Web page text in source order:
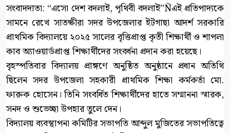
সংবাদদাতা: “এসো দেশ বদলাই, পৃথিবী বদলাই”Ñএই প্রতিপাদ্যকে
সামনে রেখে সাতক্ষীরা সদর উপজেলার ইটগাছা আদর্শ সরকারি
প্রাথমিক বিদ্যালয়ে ২০২৫ সালের বৃত্তিপ্রাপ্ত কৃতী শিক্ষার্থী ও শাপলা
কাব অ্যাওয়ার্ডপ্রাপ্ত শিক্ষার্থীদের সংবর্ধনা প্রদান করা হয়েছে।
বৃহস্পতিবার বিদ্যালয় প্রাঙ্গণে অনুষ্ঠিত অনুষ্ঠানে প্রধান অতিথি
ছিলেন সদর উপজেলা সহকারী প্রাথমিক শিক্ষা কর্মকর্তা মো.
ফারুক হোসেন। তিনি সংবর্ধিত শিক্ষার্থীদের হাতে সম্মাননা স্মারক,
সনদ ও শুভেচ্ছা উপহার তুলে দেন।
বিদ্যালয় ব্যবস্থাপনা কমিটির সভাপতি আব্দুল মুজিতের সভাপতিত্বে